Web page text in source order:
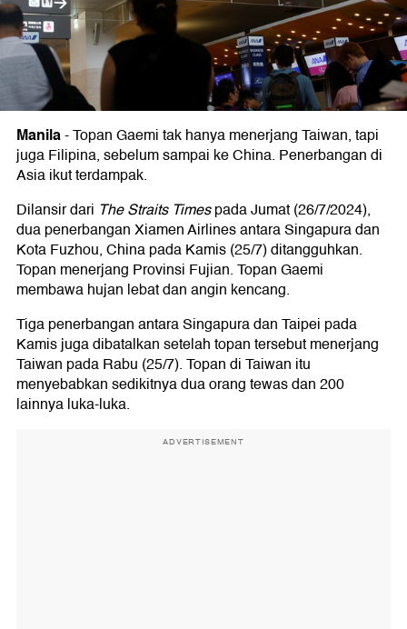
Manila-Topan Gaemi tak hanya menerjang Taiwan, tapi
juga Filipina, sebelum sampai ke China. Penerbangan di
Asia ikut terdampak.
Dilansir dari The Straits Timespada Jumat (26/7/2024),
dua penerbangan Xiamen Airlines antara Singapura dan
Kota Fuzhou, China pada Kamis (25/7) ditangguhkan.
Topan menerjang Provinsi Fujian. Topan Gaemi
membawa hujan lebat dan angin kencang.
Tiga penerbangan antara Singapura dan Taipei pada
Kamis juga dibatalkan setelah topan tersebut menerjang
Taiwan pada Rabu (25/7). Topan di Taiwan itu
menyebabkan sedikitnya dua orang tewas dan 200
lainnya luka-luka.
ADVERTISEMENT